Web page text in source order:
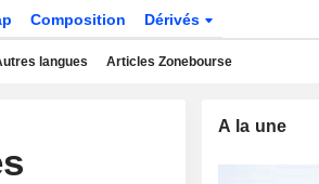
Composition Dérivés
langues Articles Zonebourse
A la une